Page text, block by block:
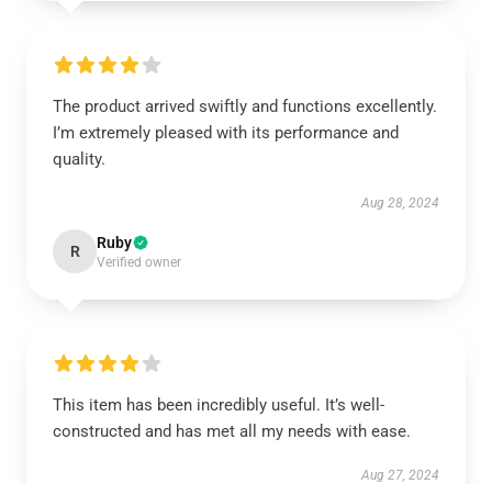
The product arrived swiftly and functions excellently.
I’m extremely pleased with its performance and
quality.
Aug 28, 2024
R Ruby
Verified owner
This item has been incredibly useful. It’s well-
constructed and has met all my needs with ease.
Aug 27, 2024